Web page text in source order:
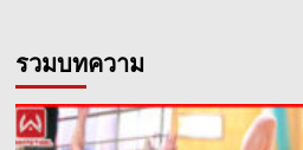
รวมบทความ